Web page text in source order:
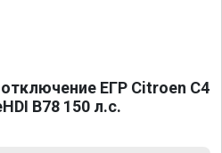
ЕГР Citroen C4
B78 150 л.с.